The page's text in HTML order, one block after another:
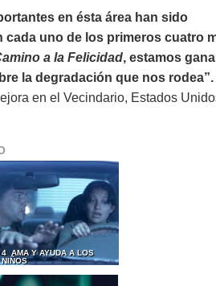
en ésta área han sido
uno de los primeros cuatro
a la Felicidad, estamos
la degradación que nos rodea”.
en el Vecindario, Estados
4 AMA Y AYUDA A LOS
NIÑOS